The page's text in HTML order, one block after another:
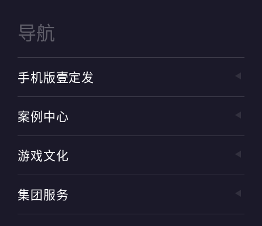
导航
手机版壹定发
案例中心
游戏文化
集团服务